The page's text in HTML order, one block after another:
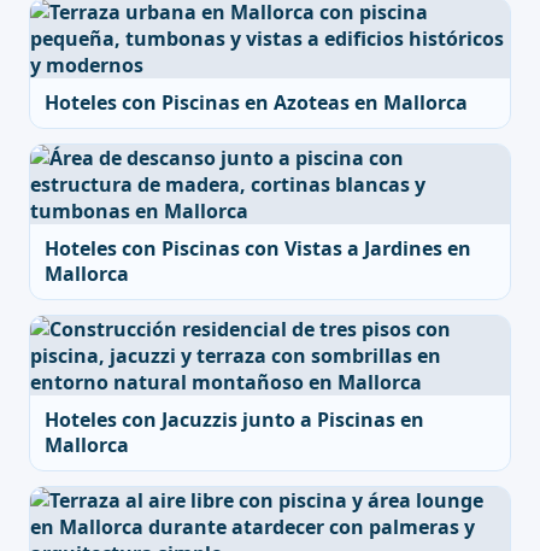
Hoteles con Piscinas en Azoteas en Mallorca
Hoteles con Piscinas con Vistas a Jardines en
Mallorca
Hoteles con Jacuzzis junto a Piscinas en
Mallorca